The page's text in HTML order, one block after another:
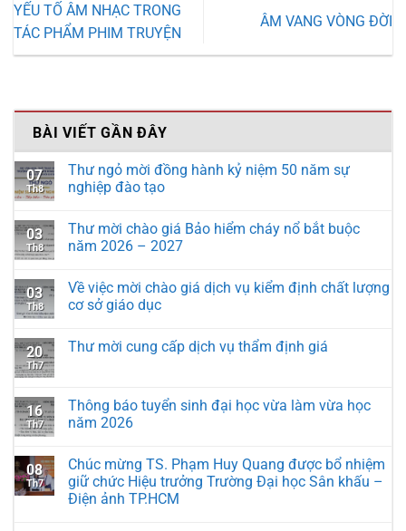
YẾU TỐ ÂM NHẠC TRONG
TÁC PHẨM PHIM TRUYỆN
ÂM VANG VÒNG ĐỜI
BÀI VIẾT GẦN ĐÂY
07
Th8
Thư ngỏ mời đồng hành kỷ niệm 50 năm sự
nghiệp đào tạo
03
Th8
Thư mời chào giá Bảo hiểm cháy nổ bắt buộc
năm 2026 – 2027
03
Th8
Về việc mời chào giá dịch vụ kiểm định chất lượng
cơ sở giáo dục
20
Th7
Thư mời cung cấp dịch vụ thẩm định giá
16
Th7
Thông báo tuyển sinh đại học vừa làm vừa học
năm 2026
08
Th7
Chúc mừng TS. Phạm Huy Quang được bổ nhiệm
giữ chức Hiệu trưởng Trường Đại học Sân khấu –
Điện ảnh TP.HCM